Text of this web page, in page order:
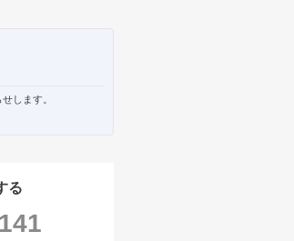
します。
る